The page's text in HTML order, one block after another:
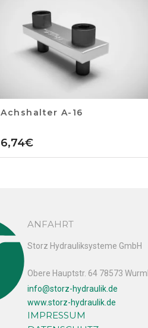
Achshalter A-16
6,74€
ANFAHRT
Storz Hydrauliksysteme GmbH
Obere Hauptstr. 64 78573
info@storz-hydraulik.de
www.storz-hydraulik.de
IMPRESSUM